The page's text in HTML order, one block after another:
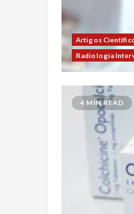
Artigos
Radiologia
4 MIN READ